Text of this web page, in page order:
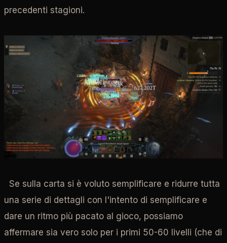
precedenti stagioni.
Se sulla carta si è voluto semplificare e ridurre tutta
una serie di dettagli con l'intento di semplificare e
dare un ritmo più pacato al gioco, possiamo
affermare sia vero solo per i primi 50-60 livelli (che di